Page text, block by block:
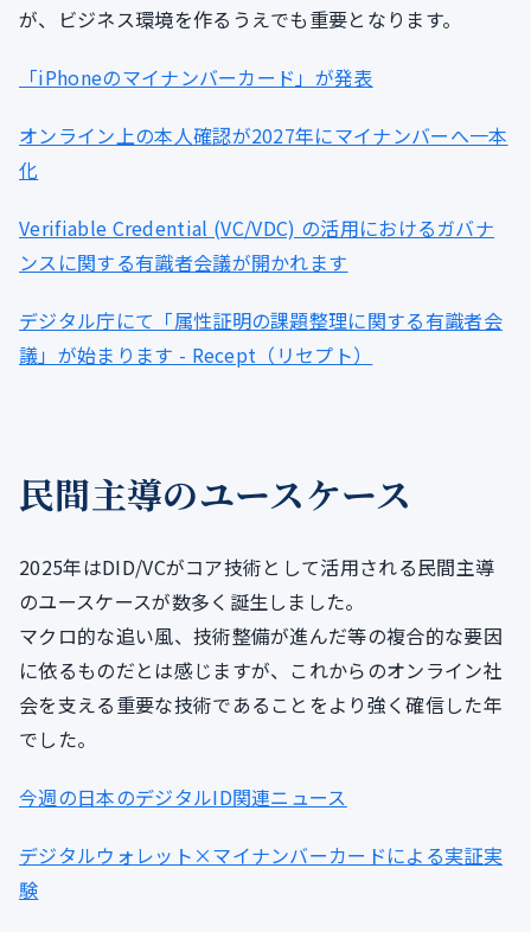
が、ビジネス環境を作るうえでも重要となります。
「iPhoneのマイナンバーカード」が発表
オンライン上の本人確認が2027年にマイナンバーへ一本
化
Verifiable Credential (VC/VDC) の活用におけるガバナ
ンスに関する有識者会議が開かれます
デジタル庁にて「属性証明の課題整理に関する有識者会
議」が始まります - Recept（リセプト）
民間主導のユースケース
2025年はDID/VCがコア技術として活用される民間主導
のユースケースが数多く誕生しました。
マクロ的な追い風、技術整備が進んだ等の複合的な要因
に依るものだとは感じますが、これからのオンライン社
会を支える重要な技術であることをより強く確信した年
でした。
今週の日本のデジタルID関連ニュース
デジタルウォレット×マイナンバーカードによる実証実
験